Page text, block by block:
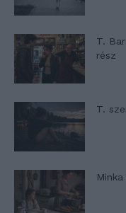
T.
rész
T.